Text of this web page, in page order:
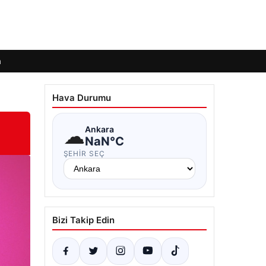
Hava Durumu
☁Ankara
NaN°C
ŞEHIR SEÇ
Bizi Takip Edin